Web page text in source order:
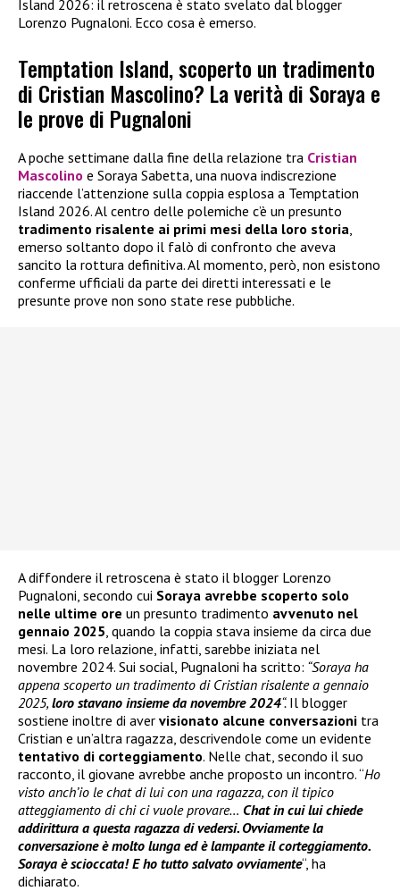
Island 2026: il retroscena è stato svelato dal blogger
Lorenzo Pugnaloni. Ecco cosa è emerso.
Temptation Island, scoperto un tradimento
di Cristian Mascolino? La verità di Soraya e
le prove di Pugnaloni
A poche settimane dalla fine della relazione tra Cristian
Mascolino e Soraya Sabetta, una nuova indiscrezione
riaccende l’attenzione sulla coppia esplosa a Temptation
Island 2026. Al centro delle polemiche c’è un presunto
tradimento risalente ai primi mesi della loro storia
emerso soltanto dopo il falò di confronto che aveva
sancito la rottura definitiva. Al momento, però, non esistono
conferme ufficiali da parte dei diretti interessati e le
presunte prove non sono state rese pubbliche.
A diffondere il retroscena è stato il blogger Lorenzo
Pugnaloni, secondo cui Soraya avrebbe scoperto solo
nelle ultime ore un presunto tradimento avvenuto nel
gennaio 2025 , quando la coppia stava insieme da circa due
mesi. La loro relazione, infatti, sarebbe iniziata nel
novembre 2024. Sui social, Pugnaloni ha scritto: “Soraya ha
appena scoperto un tradimento di Cristian risalente a gennaio
2025, loro stavano insieme da novembre 2024“. Il blogger
sostiene inoltre di aver visionato alcune conversazioni tra
Cristian e un’altra ragazza, descrivendole come un evidente
tentativo di corteggiamento. Nelle chat, secondo il suo
racconto, il giovane avrebbe anche proposto un incontro. “Ho
visto anch’io le chat di lui con una ragazza, con il tipico
atteggiamento di chi ci vuole provare… Chat in cui lui chiede
addirittura a questa ragazza di vedersi. Ovviamente la
conversazione è molto lunga ed è lampante il corteggiamento.
Soraya è scioccata! E ho tutto salvato ovviamente“, ha
dichiarato.